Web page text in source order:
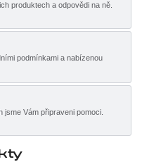
produktech a odpovědi na ně.
podmínkami a nabízenou
Vám připraveni pomoci.